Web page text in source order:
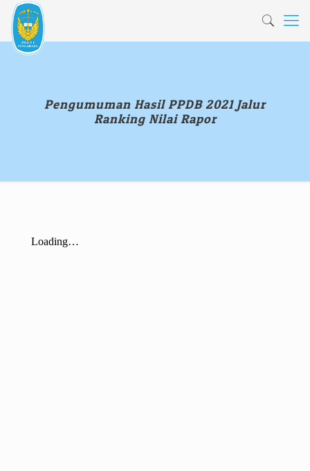
Pengumuman Hasil PPDB 2021 Jalur
Ranking Nilai Rapor